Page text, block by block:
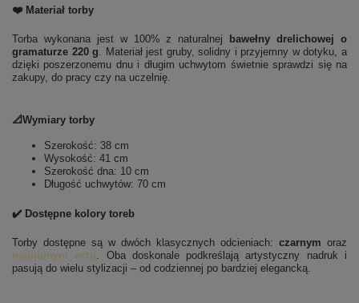
❤️ Materiał torby
Torba wykonana jest w 100% z naturalnej bawełny drelichowej o
gramaturze 220 g . Materiał jest gruby, solidny i przyjemny w dotyku, a
dzięki poszerzonemu dnu i długim uchwytom świetnie sprawdzi się na
zakupy, do pracy czy na uczelnię.
📐Wymiary torby
Szerokość: 38 cm
Wysokość: 41 cm
Szerokość dna: 10 cm
Długość uchwytów: 70 cm
✔️ Dostępne kolory toreb
Torby dostępne są w dwóch klasycznych odcieniach: czarnym oraz
naturalnym ecru . Oba doskonale podkreślają artystyczny nadruk i
pasują do wielu stylizacji – od codziennej po bardziej elegancką.